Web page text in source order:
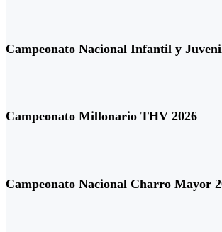
Campeonato Nacional Infantil y
Campeonato Millonario THV 2026
Campeonato Nacional Charro Mayor